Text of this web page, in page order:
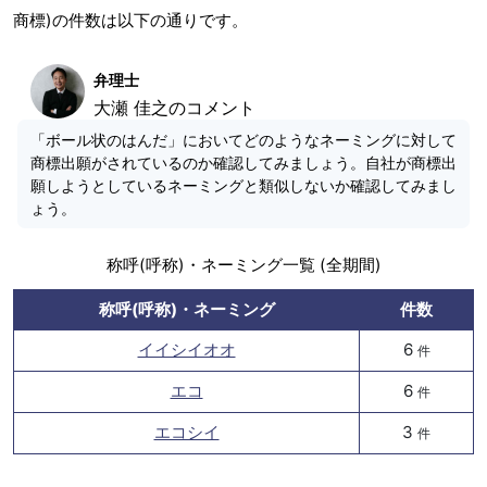
商標)の件数は以下の通りです。
弁理士
大瀬 佳之のコメント
「ボール状のはんだ」においてどのようなネーミングに対して
商標出願がされているのか確認してみましょう。自社が商標出
願しようとしているネーミングと類似しないか確認してみまし
ょう。
称呼(呼称)・ネーミング一覧 (全期間)
称呼(呼称)・ネーミング
件数
イイシイオオ
6 件
エコ 6 件
エコシイ 3 件